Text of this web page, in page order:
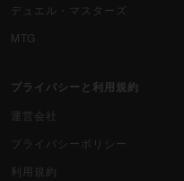
デュエル・マスターズ
MTG
プライバシーと利用規約
運営会社
プライバシーポリシー
利用規約